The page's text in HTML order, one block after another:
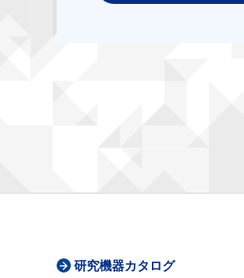
研究機器カタログ